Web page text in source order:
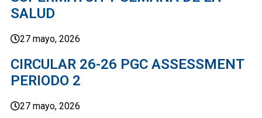
SALUD
27 mayo, 2026
CIRCULAR 26-26 PGC ASSESSMENT
PERIODO 2
27 mayo, 2026